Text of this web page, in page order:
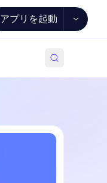
アプリを起動